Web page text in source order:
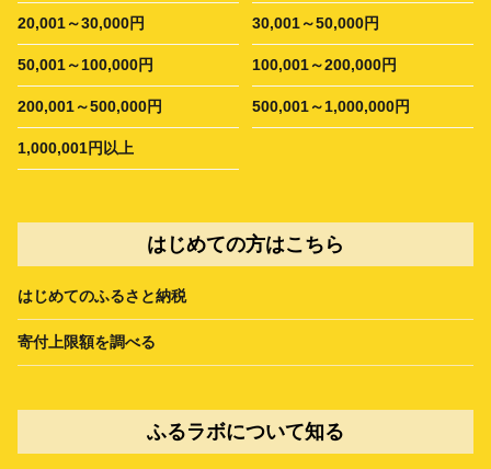
20,001～30,000円 30,001～50,000円
50,001～100,000円 100,001～200,000円
200,001～500,000円 500,001～1,000,000円
1,000,001円以上
はじめての方はこちら
はじめてのふるさと納税
寄付上限額を調べる
ふるラボについて知る